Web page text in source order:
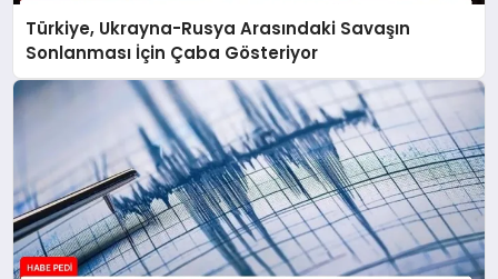
Türkiye, Ukrayna-Rusya Arasındaki Savaşın
Sonlanması İçin Çaba Gösteriyor